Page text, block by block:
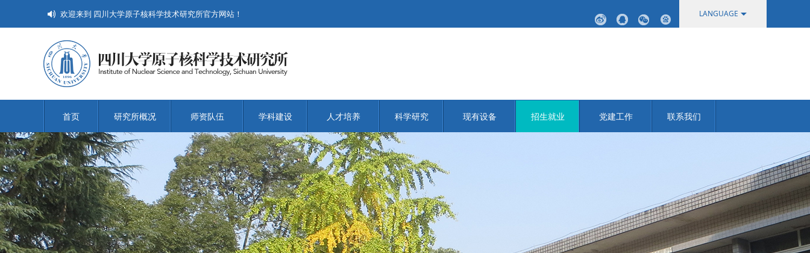
欢迎来到 四川大学原子核科学技术研究所官方网站！ LANGUAGE
首页 研究所概况 师资队伍 学科建设 人才培养 科学研究 现有设备 招生就业 党建工作 联系我们